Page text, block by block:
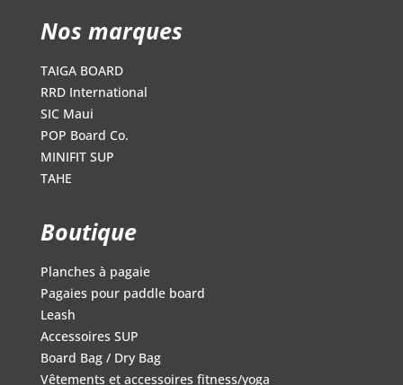
Nos marques
TAIGA BOARD
RRD International
SIC Maui
POP Board Co.
MINIFIT SUP
TAHE
Boutique
Planches à pagaie
Pagaies pour paddle board
Leash
Accessoires SUP
Board Bag / Dry Bag
Vêtements et accessoires fitness/yoga